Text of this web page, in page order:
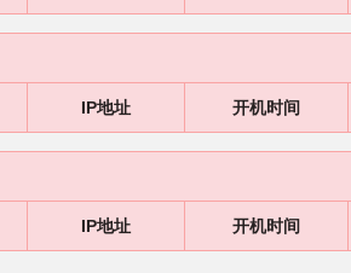
IP地址 开机时间
IP地址 开机时间